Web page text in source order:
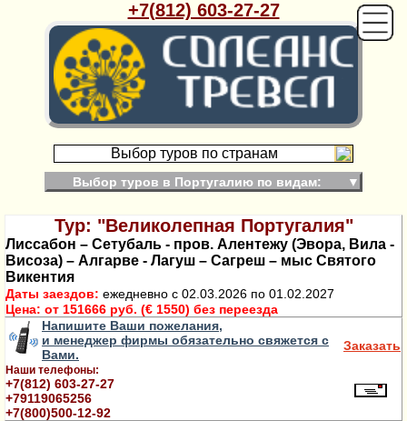
+7(812) 603-27-27
Выбор туров по странам
Выбор туров в Португалию по видам: ▼
Тур: "Великолепная Португалия"
Лиссабон – Сетубаль - пров. Алентежу (Эвора, Вила -
Висоза) – Алгарве - Лагуш – Сагреш – мыс Святого
Викентия
Даты заездов: ежедневно с 02.03.2026 по 01.02.2027
Цена: от 151666 руб. (€ 1550) без переезда
Напишите Ваши пожелания,
и менеджер фирмы обязательно свяжется с
Вами.
Наши телефоны:
+7(812) 603-27-27
+79119065256
+7(800)500-12-92
Заказать